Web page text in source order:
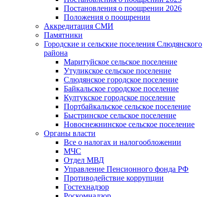
Постановления о поощрении 2026
Положения о поощрении
Аккредитация СМИ
Памятники
Городские и сельские поселения Слюдянского
района
Маритуйское сельское поселение
Утуликское сельское поселение
Слюдянское городское поселение
Байкальское городское поселение
Култукское городское поселение
Портбайкальское сельское поселение
Быстринское сельское поселение
Новоснежнинское сельское поселение
Органы власти
Все о налогах и налогообложении
МЧС
Отдел МВД
Управление Пенсионного фонда РФ
Противодействие коррупции
Гостехнадзор